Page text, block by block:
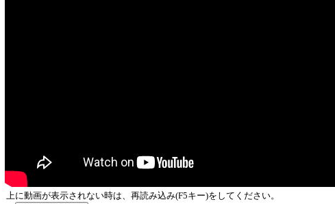
上に動画が表示されない時は、再読み込み(F5キー)をしてください。